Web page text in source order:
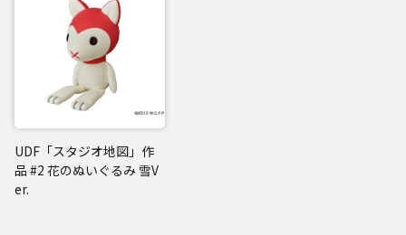
UDF「スタジオ地図」作
品 #2 花のぬいぐるみ 雪V
er.